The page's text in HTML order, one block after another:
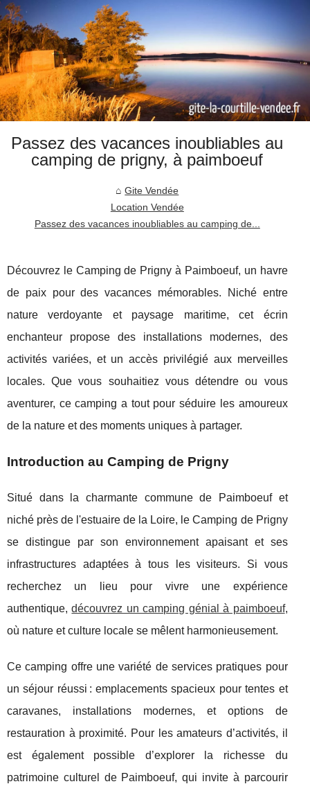
Passez des vacances inoubliables au
camping de prigny, à paimboeuf
Gite Vendée
Location Vendée
Passez des vacances inoubliables au camping de...
Découvrez le Camping de Prigny à Paimboeuf, un havre
de paix pour des vacances mémorables. Niché entre
nature verdoyante et paysage maritime, cet écrin
enchanteur propose des installations modernes, des
activités variées, et un accès privilégié aux merveilles
locales. Que vous souhaitiez vous détendre ou vous
aventurer, ce camping a tout pour séduire les amoureux
de la nature et des moments uniques à partager.
Introduction au Camping de Prigny
Situé dans la charmante commune de Paimboeuf et
niché près de l'estuaire de la Loire, le Camping de Prigny
se distingue par son environnement apaisant et ses
infrastructures adaptées à tous les visiteurs. Si vous
recherchez un lieu pour vivre une expérience
authentique,découvrez un camping génial à paimboeuf,
où nature et culture locale se mêlent harmonieusement.
Ce camping offre une variété de services pratiques pour
un séjour réussi : emplacements spacieux pour tentes et
caravanes, installations modernes, et options de
restauration à proximité. Pour les amateurs d’activités, il
est également possible d’explorer la richesse du
patrimoine culturel de Paimboeuf, qui invite à parcourir